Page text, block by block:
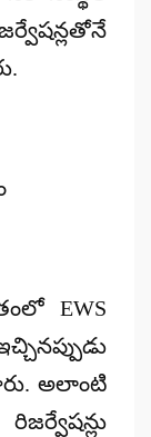
EWS
అలాంటి